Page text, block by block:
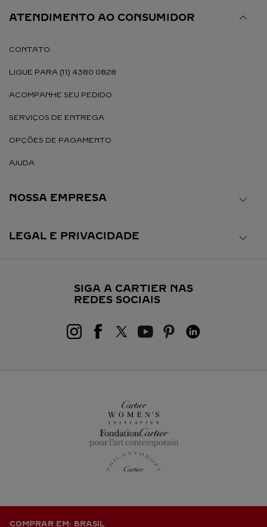
ATENDIMENTO AO CONSUMIDOR
CONTATO
LIGUE PARA (11) 4380 0828
ACOMPANHE SEU PEDIDO
SERVIÇOS DE ENTREGA
OPÇÕES DE PAGAMENTO
AJUDA
NOSSA EMPRESA
LEGAL E PRIVACIDADE
SIGA A CARTIER NAS
REDES SOCIAIS
COMPRAR EM: BRASIL